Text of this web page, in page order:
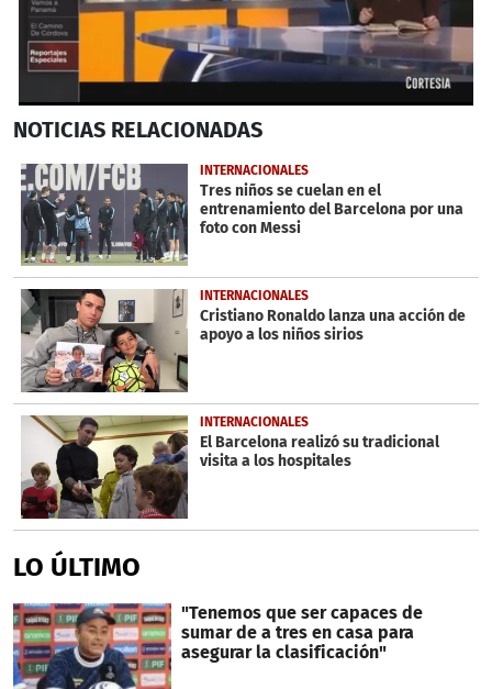
seconds
6
minutes,
5
seconds
NOTICIAS RELACIONADAS
INTERNACIONALES
Tres niños se cuelan en el
entrenamiento del Barcelona por una
foto con Messi
INTERNACIONALES
Cristiano Ronaldo lanza una acción de
apoyo a los niños sirios
INTERNACIONALES
El Barcelona realizó su tradicional
visita a los hospitales
LO ÚLTIMO
"Tenemos que ser capaces de
sumar de a tres en casa para
asegurar la clasificación"